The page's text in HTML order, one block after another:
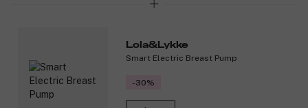
Lola&Lykke
Smart Electric Breast Pump
-30%